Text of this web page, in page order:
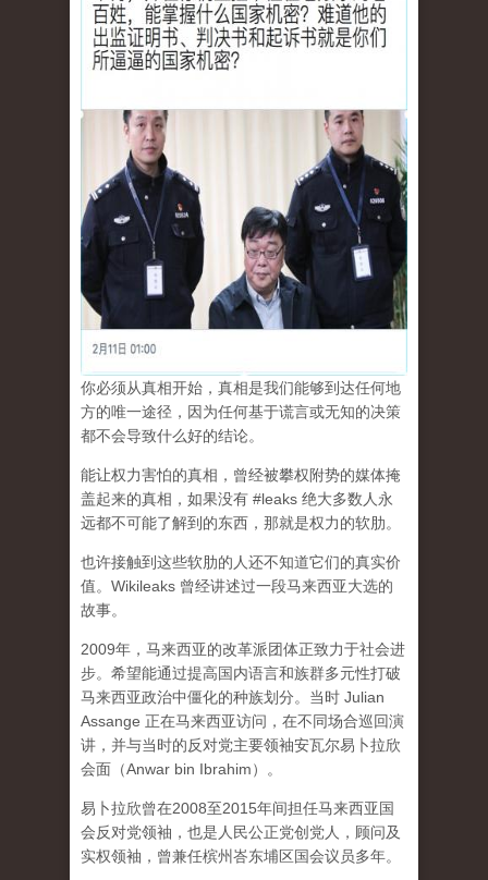
你必须从真相开始，真相是我们能够到达任何地
方的唯一途径，因为任何基于谎言或无知的决策
都不会导致什么好的结论。
能让权力害怕的真相，曾经被攀权附势的媒体掩
盖起来的真相，如果没有 #leaks 绝大多数人永
远都不可能了解到的东西，那就是权力的软肋。
也许接触到这些软肋的人还不知道它们的真实价
值。Wikileaks 曾经讲述过一段马来西亚大选的
故事。
2009年，马来西亚的改革派团体正致力于社会进
步。希望能通过提高国内语言和族群多元性打破
马来西亚政治中僵化的种族划分。当时 Julian
Assange 正在马来西亚访问，在不同场合巡回演
讲，并与当时的反对党主要领袖安瓦尔易卜拉欣
会面（Anwar bin Ibrahim）。
易卜拉欣曾在2008至2015年间担任马来西亚国
会反对党领袖，也是人民公正党创党人，顾问及
实权领袖，曾兼任槟州峇东埔区国会议员多年。